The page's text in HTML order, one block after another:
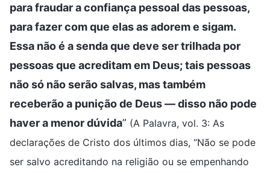
para fraudar a confiança pessoal das pessoas,
para fazer com que elas as adorem e sigam.
Essa não é a senda que deve ser trilhada por
pessoas que acreditam em Deus; tais pessoas
não só não serão salvas, mas também
receberão a punição de Deus — disso não pode
haver a menor dúvida” (A Palavra, vol. 3: As
declarações de Cristo dos últimos dias, “Não se pode
ser salvo acreditando na religião ou se empenhando